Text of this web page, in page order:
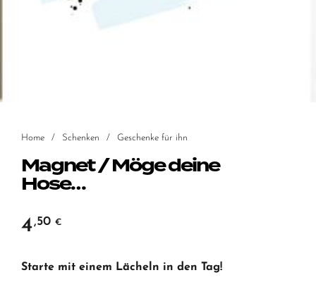
Home / Schenken / Geschenke für ihn
Magnet / Möge deine
Hose…
4,50 €
Starte mit einem Lächeln in den Tag!